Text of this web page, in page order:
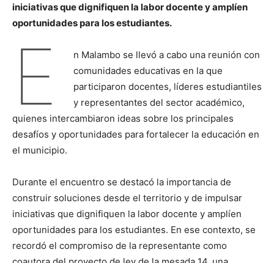
iniciativas que dignifiquen la labor docente y amplíen
oportunidades para los estudiantes.
E
n Malambo se llevó a cabo una reunión con
comunidades educativas en la que
participaron docentes, líderes estudiantiles
y representantes del sector académico,
quienes intercambiaron ideas sobre los principales
desafíos y oportunidades para fortalecer la educación en
el municipio.
Durante el encuentro se destacó la importancia de
construir soluciones desde el territorio y de impulsar
iniciativas que dignifiquen la labor docente y amplíen
oportunidades para los estudiantes. En ese contexto, se
recordó el compromiso de la representante como